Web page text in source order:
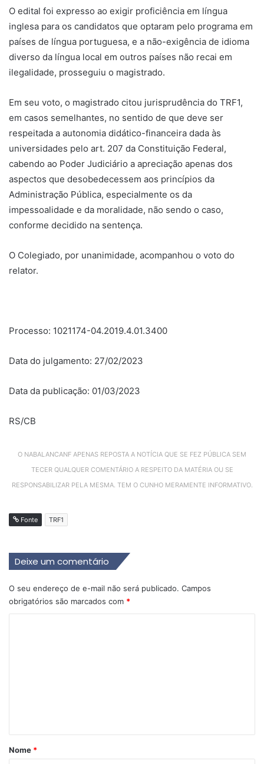
O edital foi expresso ao exigir proficiência em língua
inglesa para os candidatos que optaram pelo programa em
países de língua portuguesa, e a não-exigência de idioma
diverso da língua local em outros países não recai em
ilegalidade, prosseguiu o magistrado.
Em seu voto, o magistrado citou jurisprudência do TRF1,
em casos semelhantes, no sentido de que deve ser
respeitada a autonomia didático-financeira dada às
universidades pelo art. 207 da Constituição Federal,
cabendo ao Poder Judiciário a apreciação apenas dos
aspectos que desobedecessem aos princípios da
Administração Pública, especialmente os da
impessoalidade e da moralidade, não sendo o caso,
conforme decidido na sentença.
O Colegiado, por unanimidade, acompanhou o voto do
relator.
Processo: 1021174-04.2019.4.01.3400
Data do julgamento: 27/02/2023
Data da publicação: 01/03/2023
RS/CB
O NABALANCANF APENAS REPOSTA A NOTÍCIA QUE SE FEZ PÚBLICA SEM
TECER QUALQUER COMENTÁRIO A RESPEITO DA MATÉRIA OU SE
RESPONSABILIZAR PELA MESMA. TEM O CUNHO MERAMENTE INFORMATIVO.
Fonte TRF1
Deixe um comentário
O seu endereço de e-mail não será publicado. Campos
obrigatórios são marcados com *
rNome *